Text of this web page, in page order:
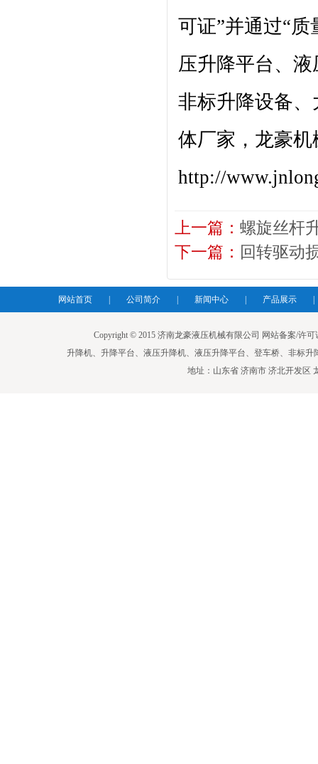
可证”并通过“
压升降平台、
非标升降设备
体厂家，龙豪
http://
上一篇： 螺旋丝杆
下一篇： 回转驱动
网站首页 公司简介 新闻中心 产品展示
Copyright © 2015 济南龙豪液压机械有限公司 网站备案/许可
升降机、升降平台、液压升降机、液压升降平台、登车桥、非标
地址：山东省 济南市 济北开发区